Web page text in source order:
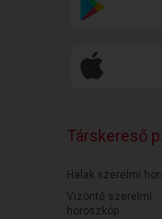
Társkereső
Halak szerelmi
Vízöntő szerelmi
horoszkóp